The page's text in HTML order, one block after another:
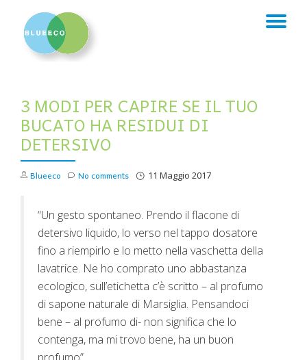
3 MODI PER CAPIRE SE IL TUO
BUCATO HA RESIDUI DI
DETERSIVO
Blueeco 11 Maggio 2017
No comments
“Un gesto spontaneo. Prendo il flacone di
detersivo liquido, lo verso nel tappo dosatore
fino a riempirlo e lo metto nella vaschetta della
lavatrice. Ne ho comprato uno abbastanza
ecologico, sull’etichetta c’è scritto – al profumo
di sapone naturale di Marsiglia. Pensandoci
bene – al profumo di- non significa che lo
contenga, ma mi trovo bene, ha un buon